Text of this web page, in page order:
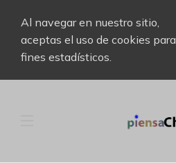
Al navegar en nuestro sitio,
aceptas el uso de cookies para
fines estadísticos.